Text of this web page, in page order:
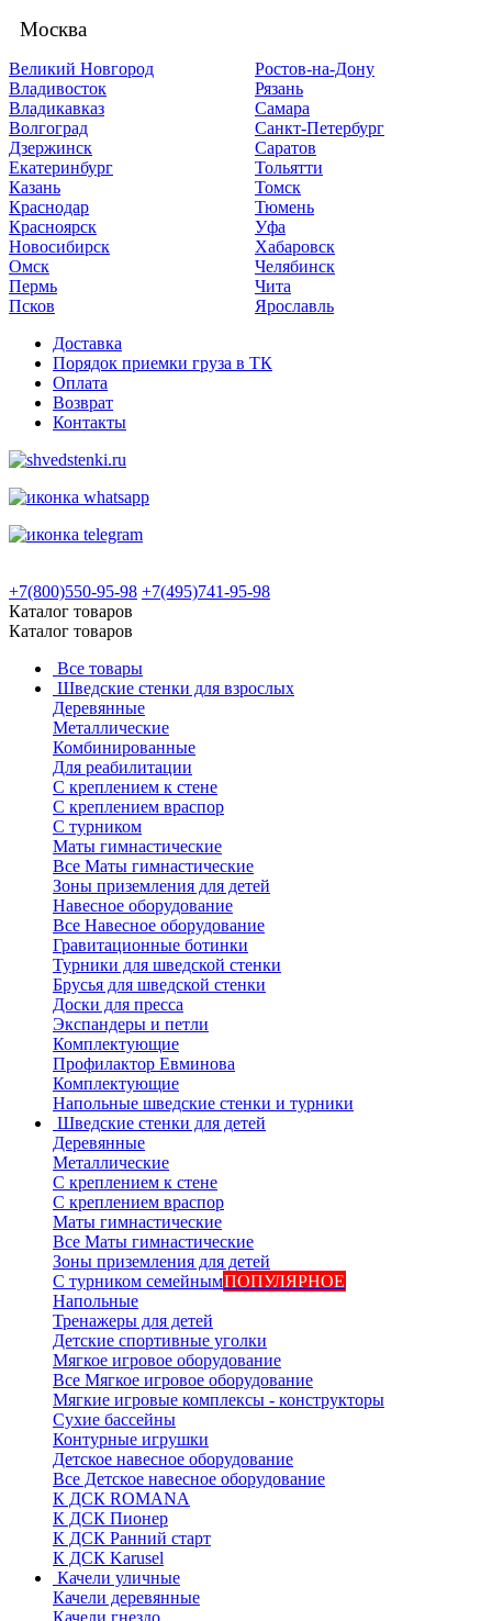
Москва
Великий Новгород
Владивосток
Владикавказ
Волгоград
Дзержинск
Екатеринбург
Казань
Краснодар
Красноярск
Новосибирск
Омск
Пермь
Псков
Ростов-на-Дону
Рязань
Самара
Санкт-Петербург
Саратов
Тольятти
Томск
Тюмень
Уфа
Хабаровск
Челябинск
Чита
Ярославль
Доставка
Порядок приемки груза в ТК
Оплата
Возврат
Контакты
+7(800)550-95-98 +7(495)741-95-98
Каталог товаров
Каталог товаров
Все товары
Шведские стенки для взрослых
Деревянные
Металлические
Комбинированные
Для реабилитации
С креплением к стене
С креплением враспор
С турником
Маты гимнастические
Все Маты гимнастические
Зоны приземления для детей
Навесное оборудование
Все Навесное оборудование
Гравитационные ботинки
Турники для шведской стенки
Брусья для шведской стенки
Доски для пресса
Экспандеры и петли
Комплектующие
Профилактор Евминова
Комплектующие
Напольные шведские стенки и турники
Шведские стенки для детей
Деревянные
Металлические
С креплением к стене
С креплением враспор
Маты гимнастические
Все Маты гимнастические
Зоны приземления для детей
С турником семейнымПОПУЛЯРНОЕ
Напольные
Тренажеры для детей
Детские спортивные уголки
Мягкое игровое оборудование
Все Мягкое игровое оборудование
Мягкие игровые комплексы - конструкторы
Сухие бассейны
Контурные игрушки
Детское навесное оборудование
Все Детское навесное оборудование
К ДСК ROMANA
К ДСК Пионер
К ДСК Ранний старт
К ДСК Karusel
Качели уличные
Качели деревянные
Качели гнездо